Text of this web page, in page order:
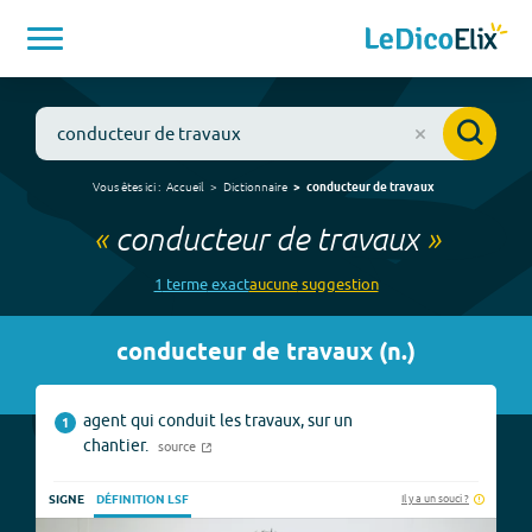
Vous êtes ici : Accueil Dictionnaire conducteur de travaux
« conducteur de travaux»
1 termeexactaucunesuggestion
conducteur de travaux (n.)
1
agent qui conduit les travaux, sur un
chantier.
source
SIGNE DÉFINITION LSF Il y a un souci ?